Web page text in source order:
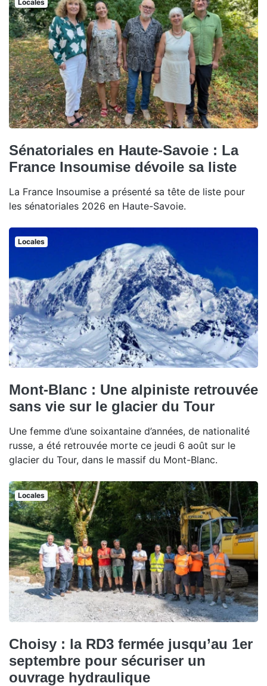
Locales
Sénatoriales en Haute-Savoie : La
France Insoumise dévoile sa liste
La France Insoumise a présenté sa tête de liste pour
les sénatoriales 2026 en Haute-Savoie.
Locales
Mont-Blanc : Une alpiniste retrouvée
sans vie sur le glacier du Tour
Une femme d’une soixantaine d’années, de nationalité
russe, a été retrouvée morte ce jeudi 6 août sur le
glacier du Tour, dans le massif du Mont-Blanc.
Locales
Choisy : la RD3 fermée jusqu’au 1er
septembre pour sécuriser un
ouvrage hydraulique